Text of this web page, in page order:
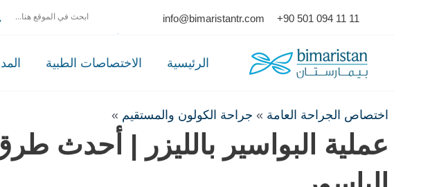
info@bimaristantr.com +90 501 094 11 11
الرئيسية الاختصاصات الطبية
اختصاص الجراحة العامة » جراحة الكولون والمستقيم »
عملية البواسير بالليزر | أحدث